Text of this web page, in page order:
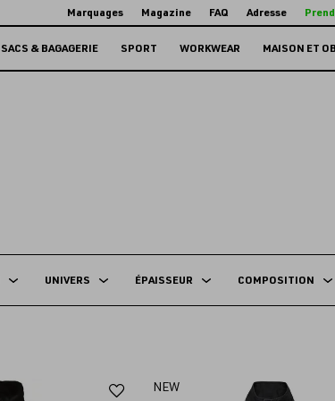
Marquages Magazine FAQ Adresse
SACS & BAGAGERIE SPORT WORKWEAR MAISON ET
UNIVERS ÉPAISSEUR COMPOSITION
Ajouter
NEW